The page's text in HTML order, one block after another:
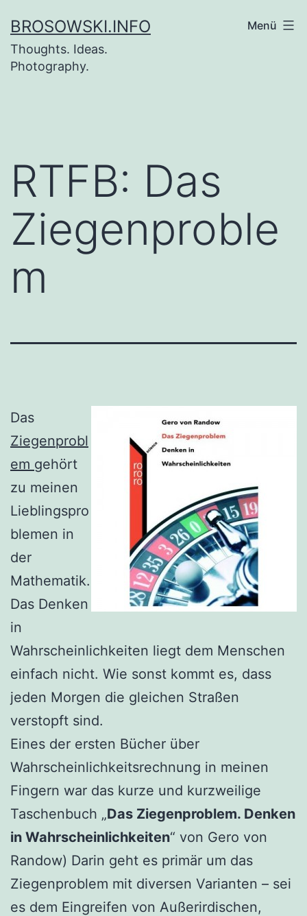
Inhalt
springen
BROSOWSKI.INFO
Thoughts. Ideas.
Photography.
Menü
RTFB: Das
Ziegenproble
m
Das
Ziegenprobl
em gehört
zu meinen
Lieblingspro
blemen in
der
Mathematik.
Das Denken
in
Wahrscheinlichkeiten liegt dem Menschen
einfach nicht. Wie sonst kommt es, dass
jeden Morgen die gleichen Straßen
verstopft sind.
Eines der ersten Bücher über
Wahrscheinlichkeitsrechnung in meinen
Fingern war das kurze und kurzweilige
Taschenbuch „Das Ziegenproblem. Denken
in Wahrscheinlichkeiten“ von Gero von
Randow) Darin geht es primär um das
Ziegenproblem mit diversen Varianten – sei
es dem Eingreifen von Außerirdischen,